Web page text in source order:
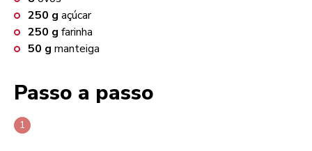
250 g açúcar
250 g farinha
50 g manteiga
Passo a passo